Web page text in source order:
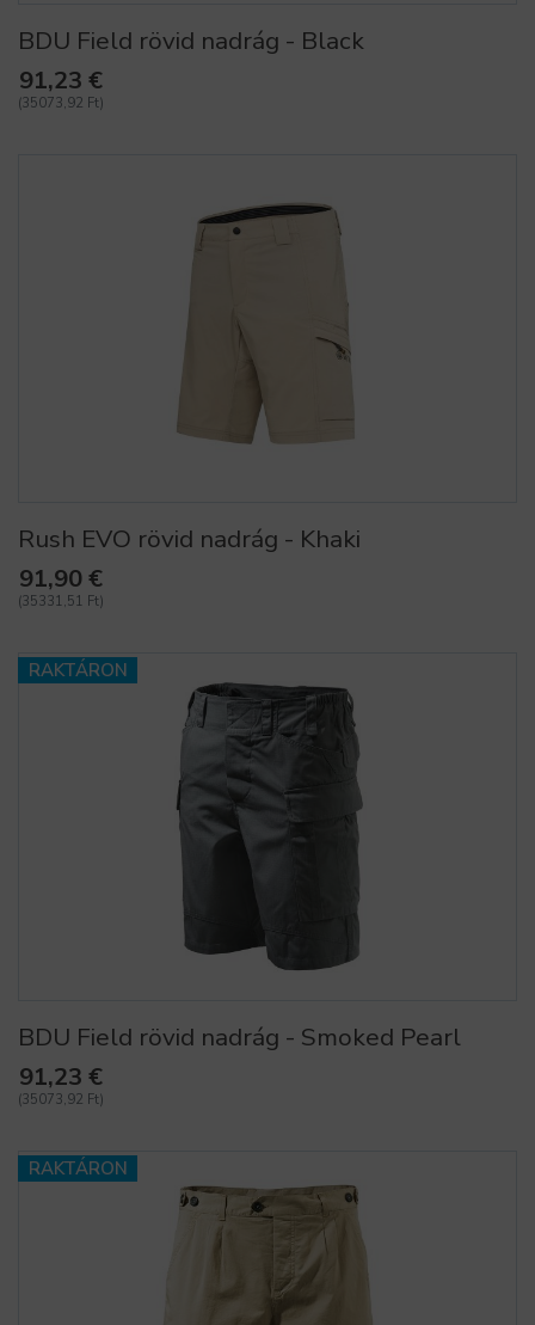
BDU Field rövid nadrág - Black
91,23 €
(35073,92 Ft)
Rush EVO rövid nadrág - Khaki
91,90 €
(35331,51 Ft)
RAKTÁRON
BDU Field rövid nadrág - Smoked Pearl
91,23 €
(35073,92 Ft)
RAKTÁRON